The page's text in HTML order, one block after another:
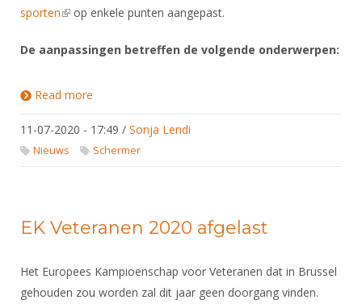
sporten(link is external)
op enkele punten aangepast.
De aanpassingen betreffen de volgende onderwerpen:
Read more
11-07-2020 - 17:49 / Sonja Lendi
Nieuws Schermer
EK Veteranen 2020 afgelast
Het Europees Kampioenschap voor Veteranen dat in Brussel
gehouden zou worden zal dit jaar geen doorgang vinden.